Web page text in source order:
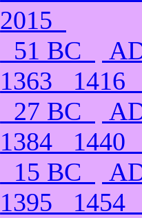
2015
51 BC
1363
27 BC
1384
15 BC
1395